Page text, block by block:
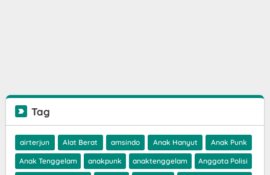
Tag
airterjun Alat Berat amsindo Anak Hanyut Anak Punk
Anak Tenggelam anakpunk anaktenggelam Anggota Polisi